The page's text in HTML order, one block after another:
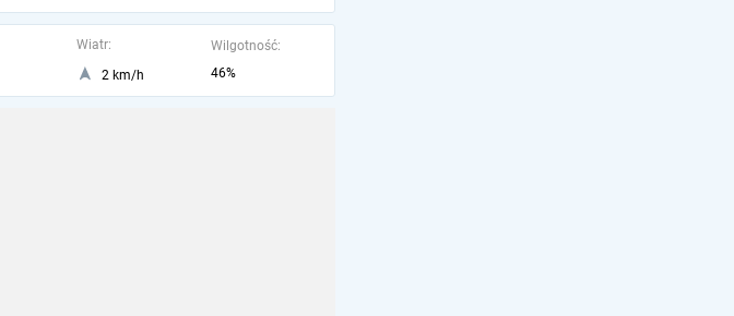
Wiatr:
2 km/h
Wilgotność:
46%